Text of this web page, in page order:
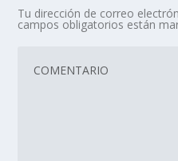
Tu dirección de correo
campos obligatorios están